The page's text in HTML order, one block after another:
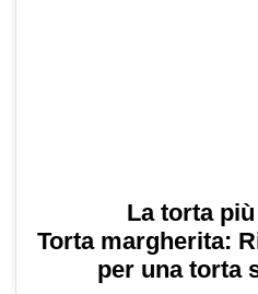
La torta
Torta margherita:
per una torta